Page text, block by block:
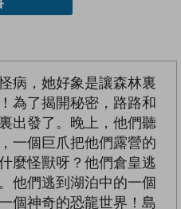
病，她好象是讓森林裏
為了揭開秘密，路路和
出發了。晚上，他們聽
一個巨爪把他們露營的
麼怪獸呀？他們倉皇逃
他們逃到湖泊中的一個
個神奇的恐龍世界！島